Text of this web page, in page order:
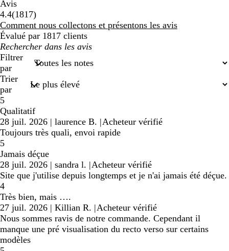
Avis
4.4(18171817
avis
)
Comment nous collectons et présentons les avis
Évalué par 1817 clients
Mes
recherches
saisies
Filtrer
par
Trier
par
5
Qualitatif
28 juil. 2026 | laurence B. |Acheteur vérifié
Toujours très quali, envoi rapide
5
Jamais déçue
28 juil. 2026 | sandra l. |Acheteur vérifié
Site que j'utilise depuis longtemps et je n'ai jamais été déçue.
4
Très bien, mais ….
27 juil. 2026 | Killian R. |Acheteur vérifié
Nous sommes ravis de notre commande. Cependant il
manque une pré visualisation du recto verso sur certains
modèles